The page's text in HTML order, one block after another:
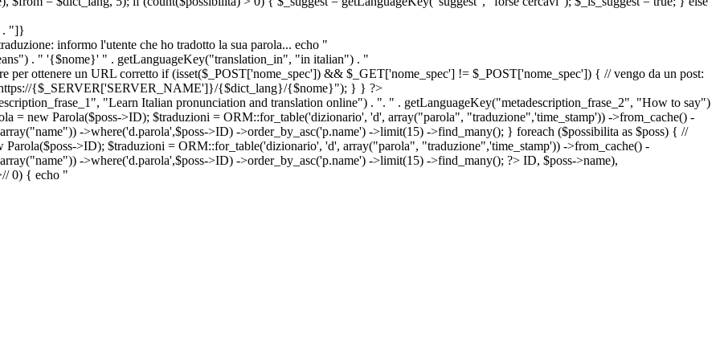
. "]}
informo l'utente che ho tradotto la sua parola... echo "
. " '{$nome}' " . getLanguageKey("translation_in", "in italian") . "
ottenere un URL corretto if (isset($_POST['nome_spec']) && $_GET['nome_spec'] != $_POST['nome_spec']) { // vengo da un post:
https://{$_SERVER['SERVER_NAME']}/{$dict_lang}/{$nome}"); } } ?>
"Learn Italian pronunciation and translation online") . ". " . getLanguageKey("metadescription_frase_2", "How to say")
= new Parola($poss->ID); $traduzioni = ORM::for_table('dizionario', 'd', array("parola", "traduzione",'time_stamp')) ->from_cache() -
->where('d.parola',$poss->ID) ->order_by_asc('p.name') ->limit(15) ->find_many(); } foreach ($possibilita as $poss) { //
>ID); $traduzioni = ORM::for_table('dizionario', 'd', array("parola", "traduzione",'time_stamp')) ->from_cache() -
->where('d.parola',$poss->ID) ->order_by_asc('p.name') ->limit(15) ->find_many(); ?> ID, $poss->name),
// 0) { echo "